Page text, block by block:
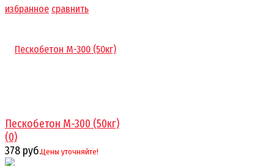
избранное сравнить
Пескобетон М-300 (50кг)
(0)
378 руб.Цены уточняйте!